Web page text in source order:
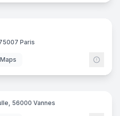
5
Paris
56000 Vannes